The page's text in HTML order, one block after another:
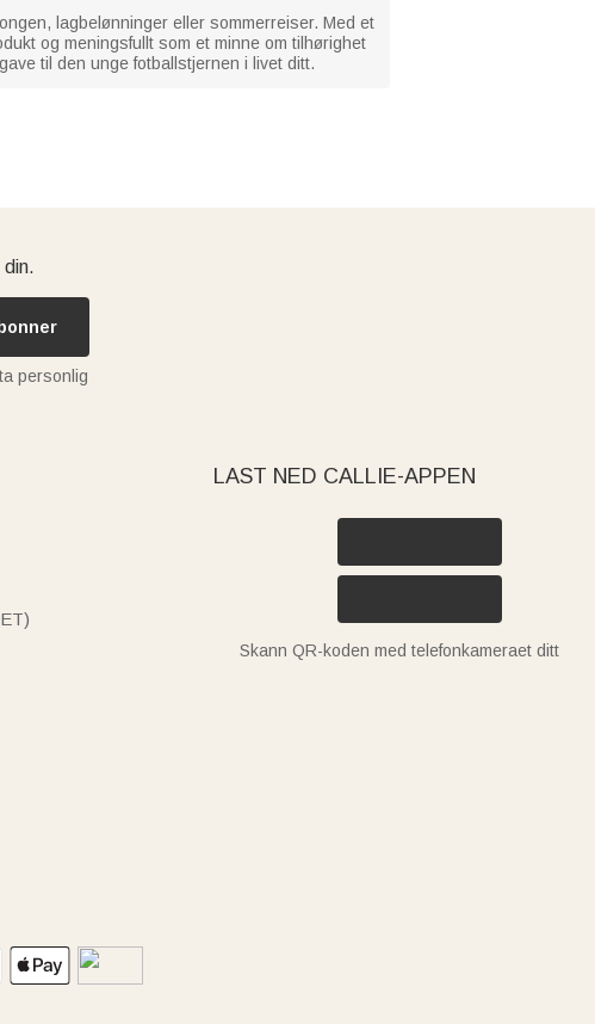
lagbelønninger eller sommerreiser. Med et
og meningsfullt som et minne om tilhørighet
til den unge fotballstjernen i livet ditt.
personlig
LAST NED CALLIE-APPEN
Skann QR-koden med telefonkameraet ditt